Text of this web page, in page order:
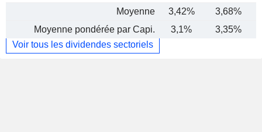
Moyenne
3,42% 3,68%
Moyenne pondérée par Capi.
3,1% 3,35%
Voir tous les dividendes sectoriels